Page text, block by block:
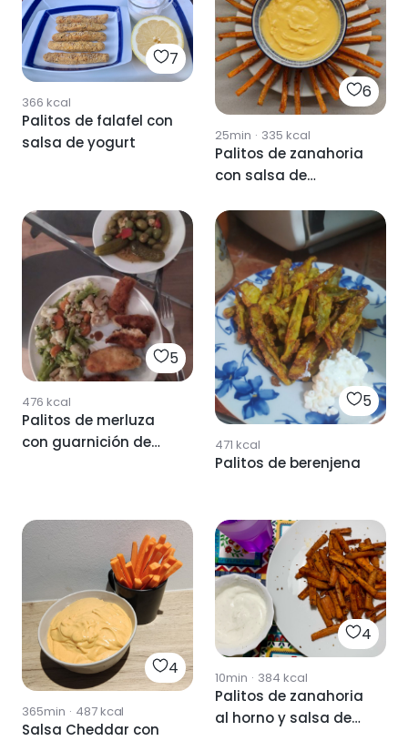
7
366 kcal
Palitos de falafel con
salsa de yogurt
6
25min · 335 kcal
Palitos de zanahoria
con salsa de
5
476 kcal
Palitos de merluza
con guarnición de
5
471 kcal
Palitos de berenjena
4
365min · 487kcal
Salsa Cheddar con
4
10min · 384 kcal
Palitos de zanahoria
al horno y salsa de